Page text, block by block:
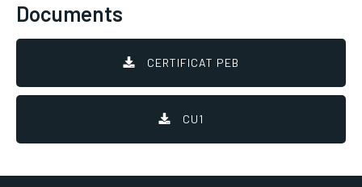
Documents
CERTIFICAT PEB
CU1